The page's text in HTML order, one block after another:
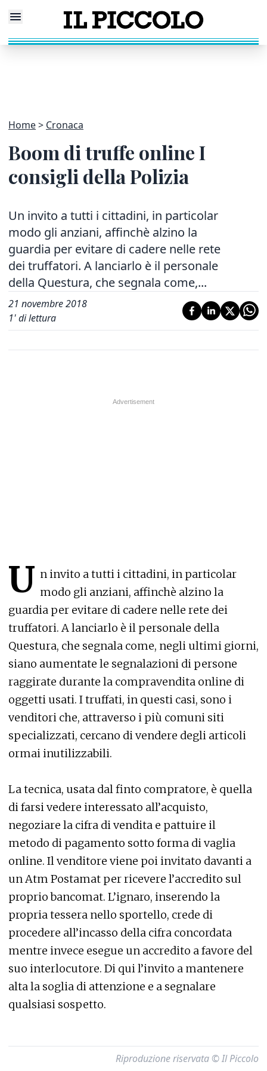
Home Cronaca
Boom di truffe online I
consigli della Polizia
Un invito a tutti i cittadini, in particolar
modo gli anziani, affinchè alzino la
guardia per evitare di cadere nelle rete
dei truffatori. A lanciarlo è il personale
della Questura, che segnala come,...
21 novembre 2018
1' di lettura
U n invito a tutti i cittadini, in particolar
modo gli anziani, affinchè alzino la
guardia per evitare di cadere nelle rete dei
truffatori. A lanciarlo è il personale della
Questura, che segnala come, negli ultimi giorni,
siano aumentate le segnalazioni di persone
raggirate durante la compravendita online di
oggetti usati. I truffati, in questi casi, sono i
venditori che, attraverso i più comuni siti
specializzati, cercano di vendere degli articoli
ormai inutilizzabili.
La tecnica, usata dal finto compratore, è quella
di farsi vedere interessato all’acquisto,
negoziare la cifra di vendita e pattuire il
metodo di pagamento sotto forma di vaglia
online. Il venditore viene poi invitato davanti a
un Atm Postamat per ricevere l’accredito sul
proprio bancomat. L’ignaro, inserendo la
propria tessera nello sportello, crede di
procedere all’incasso della cifra concordata
mentre invece esegue un accredito a favore del
suo interlocutore. Di qui l’invito a mantenere
alta la soglia di attenzione e a segnalare
qualsiasi sospetto.
Riproduzione riservata © Il Piccolo